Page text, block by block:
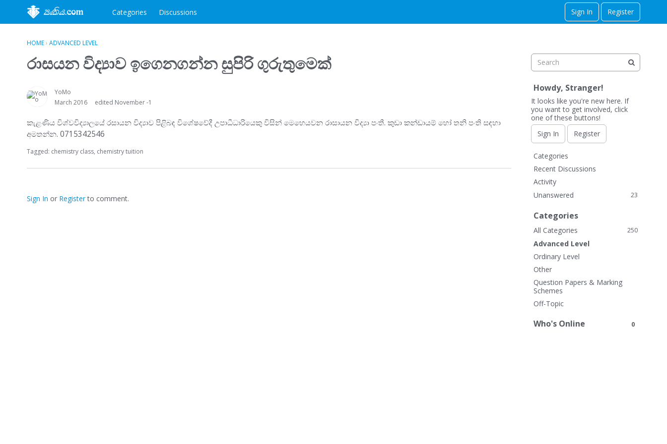
Categories Discussions Sign In Register
HOME› ADVANCED LEVEL
රාසයන විද්‍යාව ඉගෙනගන්න සුපිරි ගුරුතුමෙක්
YoMo
March 2016
edited November -1
කැළණිය විශ්වවිද්‍යාලයේ රසායන විද්‍යාව පිළිබඳ විශේෂවේදී උපාධීධාරියෙකු විසින් මෙහෙයවන රාසායන විද්‍යා පංතී. කුඩා කන්ඩායම් හෝ තනි පංති සඳහා
අමතන්න. 0715342546
Tagged: chemistry class chemistry tuition
Sign In or Registerto comment.
Howdy, Stranger!
It looks like you're new here. If
you want to get involved, click
one of these buttons!
Sign In
Register
Q
u
c
k
n
k
s
Categories
Recent Discussions
Activity
Unanswered
23
Categories
250
All Categories
Advanced Level
Ordinary Level
Other
Question Papers & Marking
Schemes
Off-Topic
Who's Online 0